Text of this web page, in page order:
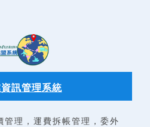
訊管理系統
管理，運費拆帳管理，委外